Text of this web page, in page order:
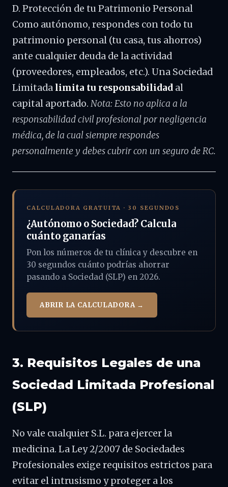
D. Protección de tu Patrimonio Personal
Como autónomo, respondes con todo tu
patrimonio personal (tu casa, tus ahorros)
ante cualquier deuda de la actividad
(proveedores, empleados, etc.). Una Sociedad
Limitada limita tu responsabilidad al
capital aportado. Nota: Esto no aplica a la
responsabilidad civil profesional por negligencia
médica, de la cual siempre respondes
personalmente y debes cubrir con un seguro de RC.
CALCULADORA GRATUITA · 30 SEGUNDOS
¿Autónomo o Sociedad? Calcula
cuánto ganarías
Pon los números de tu clínica y descubre en
30 segundos cuánto podrías ahorrar
pasando a Sociedad (SLP) en 2026.
ABRIR LA CALCULADORA →
3. Requisitos Legales de una
Sociedad Limitada Profesional
(SLP)
No vale cualquier S.L. para ejercer la
medicina. La Ley 2/2007 de Sociedades
Profesionales exige requisitos estrictos para
evitar el intrusismo y proteger a los